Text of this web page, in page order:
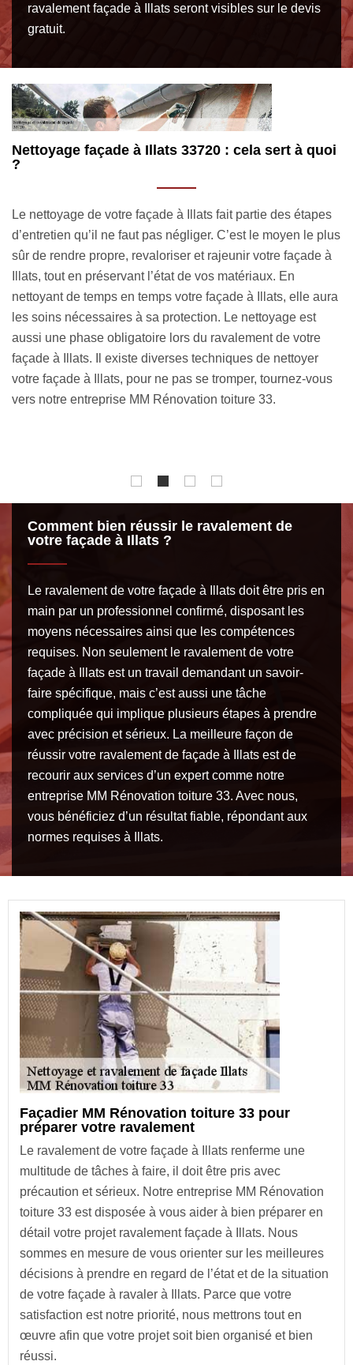
ravalement façade à Illats seront visibles sur le devis
gratuit.
Entreprise de façadier à Illats : la référence
nettoyage de votre façade à Illats est l’option la plus sûre et
la plus bénéfique pour vous. En effet, nous vous offrons les
meilleures des prestations dans ce domaine, nous vous
garantissons des interventions répondant aux plus hautes
exigences. Combinaison de mille petits détails et de
professionnalisme caractérisent notre réalisation. Avec
notre entreprise de nettoyage façade à Illats, vous aurez
l’opportunité de travailler directement avec un vrai expert
pour un résultat impeccable, alliant compétences
professionnelles et qualité. Obtenez gratuitement votre
Comment bien réussir le ravalement de
votre façade à Illats ?
Le ravalement de votre façade à Illats doit être pris en
main par un professionnel confirmé, disposant les
moyens nécessaires ainsi que les compétences
requises. Non seulement le ravalement de votre
façade à Illats est un travail demandant un savoir-
faire spécifique, mais c’est aussi une tâche
compliquée qui implique plusieurs étapes à prendre
avec précision et sérieux. La meilleure façon de
réussir votre ravalement de façade à Illats est de
recourir aux services d’un expert comme notre
entreprise MM Rénovation toiture 33. Avec nous,
vous bénéficiez d’un résultat fiable, répondant aux
normes requises à Illats.
Façadier MM Rénovation toiture 33 pour
préparer votre ravalement
Le ravalement de votre façade à Illats renferme une
multitude de tâches à faire, il doit être pris avec
précaution et sérieux. Notre entreprise MM Rénovation
toiture 33 est disposée à vous aider à bien préparer en
détail votre projet ravalement façade à Illats. Nous
sommes en mesure de vous orienter sur les meilleures
décisions à prendre en regard de l’état et de la situation
de votre façade à ravaler à Illats. Parce que votre
satisfaction est notre priorité, nous mettrons tout en
œuvre afin que votre projet soit bien organisé et bien
réussi.